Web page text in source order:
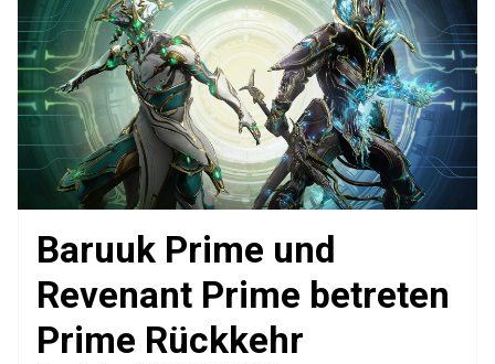
Baruuk Prime und
Revenant Prime betreten
Prime Rückkehr